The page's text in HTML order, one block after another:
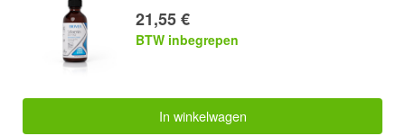
21,55 €
BTW inbegrepen
In winkelwagen